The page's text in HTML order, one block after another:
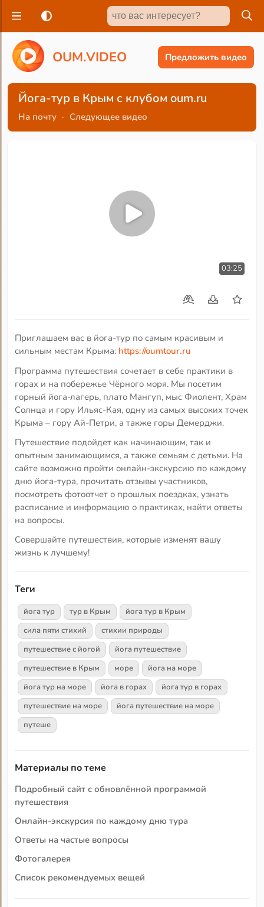
OUM.VIDEO Предложить видео
Йога-тур в Крым с клубом oum.ru
На почту · Следующее видео
03:25
Приглашаем вас в йога-тур по самым красивым и
сильным местам Крыма: https://oumtour.ru
Программа путешествия сочетает в себе практики в
горах и на побережье Чёрного моря. Мы посетим
горный йога-лагерь, плато Мангуп, мыс Фиолент, Храм
Солнца и гору Ильяс-Кая, одну из самых высоких точек
Крыма – гору Ай-Петри, а также горы Демерджи.
Путешествие подойдет как начинающим, так и
опытным занимающимся, а также семьям с детьми. На
сайте возможно пройти онлайн-экскурсию по каждому
дню йога-тура, прочитать отзывы участников,
посмотреть фотоотчет о прошлых поездках, узнать
расписание и информацию о практиках, найти ответы
на вопросы.
Совершайте путешествия, которые изменят вашу
жизнь к лучшему!
Теги
йога тур тур в Крым
йога тур в Крым
сила пяти стихий
стихии природы
путешествие с йогой
йога путешествие
путешествие в Крым
море
йога на море
йога тур на море
йога в горах
йога тур в горах
путешествие на море
йога путешествие на море
путеше
Материалы по теме
Подробный сайт с обновлённой программой
путешествия
Онлайн-экскурсия по каждому дню тура
Ответы на частые вопросы
Фотогалерея
Список рекомендуемых вещей